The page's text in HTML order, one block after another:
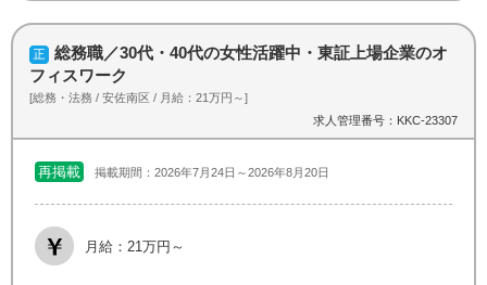
総務職／30代・40代の女性活躍中・東証上場企業のオ
フィスワーク
[総務・法務 / 安佐南区 / 月給：21万円～]
求人管理番号：KKC-23307
再掲載 掲載期間：2026年7月24日～2026年8月20日
月給：21万円～